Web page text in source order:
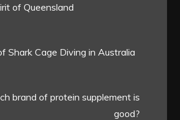
of Queensland
Shark Cage Diving in Australia
brand of protein supplement is
good?